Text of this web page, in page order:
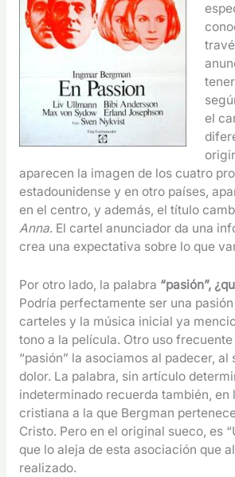
el
aparecen la imagen de los cuatro
estadounidense y en otro países,
en el centro, y además, el título
Anna. El cartel anunciador da una
crea una expectativa sobre lo que
Por otro lado, la palabra “pasión”,
Podría perfectamente ser una
carteles y la música inicial ya
tono a la película. Otro uso
“pasión” la asociamos al padecer, al
dolor. La palabra, sin artículo
indeterminado recuerda también, en
cristiana a la que Bergman
Cristo. Pero en el original sueco, es
que lo aleja de esta asociación que
realizado.